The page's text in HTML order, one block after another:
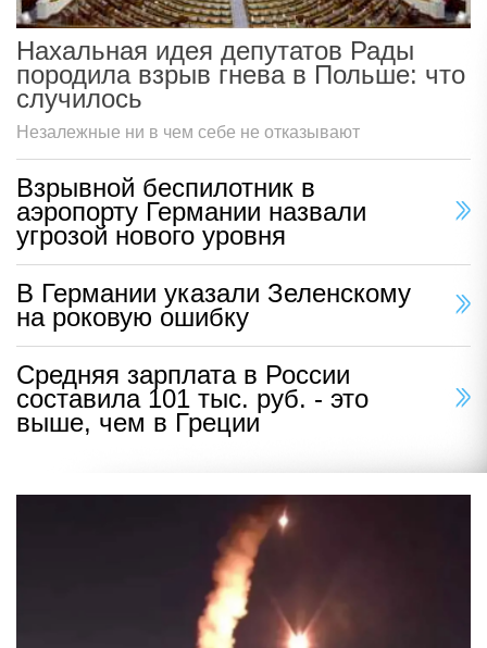
Нахальная идея депутатов Рады
породила взрыв гнева в Польше: что
случилось
Незалежные ни в чем себе не отказывают
Взрывной беспилотник в
аэропорту Германии назвали
угрозой нового уровня
В Германии указали Зеленскому
на роковую ошибку
Средняя зарплата в России
составила 101 тыс. руб. - это
выше, чем в Греции